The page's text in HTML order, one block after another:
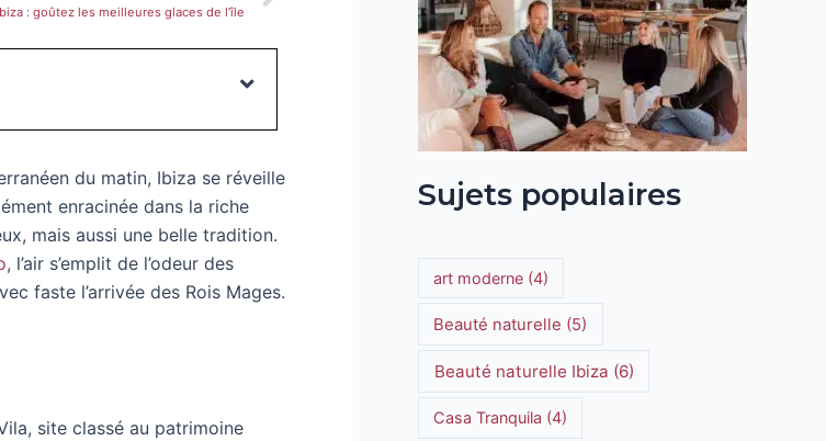
: goûtez les meilleures glaces de l’île
du matin, Ibiza se réveille
enracinée dans la riche
mais aussi une belle tradition.
, l’air s’emplit de l’odeur des
faste l’arrivée des Rois Mages.
site classé au patrimoine
Sujets populaires
art moderne (4)
Beauté naturelle (5)
Beauté naturelle Ibiza (6)
Casa Tranquila (4)